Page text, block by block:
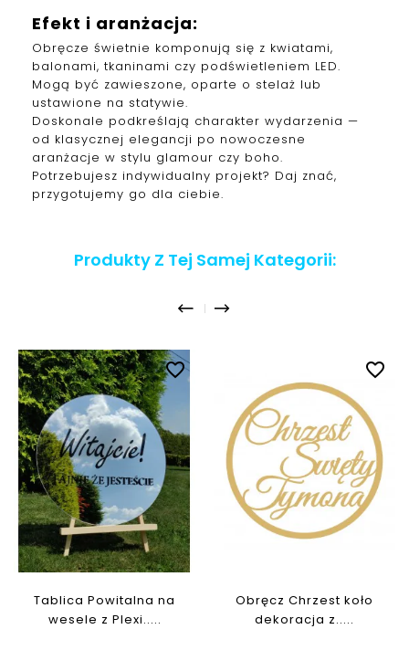
Efekt i aranżacja:
Obręcze świetnie komponują się z kwiatami,
balonami, tkaninami czy podświetleniem LED.
Mogą być zawieszone, oparte o stelaż lub
ustawione na statywie.
Doskonale podkreślają charakter wydarzenia —
od klasycznej elegancji po nowoczesne
aranżacje w stylu glamour czy boho.
Potrzebujesz indywidualny projekt? Daj znać,
przygotujemy go dla ciebie.
Produkty Z Tej Samej Kategorii:
favorite_border
Tablica Powitalna na
wesele z Plexi.....
favorite_border
Obręcz Chrzest koło
dekoracja z.....